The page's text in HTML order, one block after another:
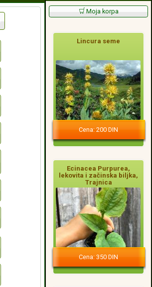
Moja korpa
Lincura seme
Cena: 200 DIN
Ecinacea Purpurea,
lekovita i začinska biljka,
Trajnica
Cena: 350 DIN